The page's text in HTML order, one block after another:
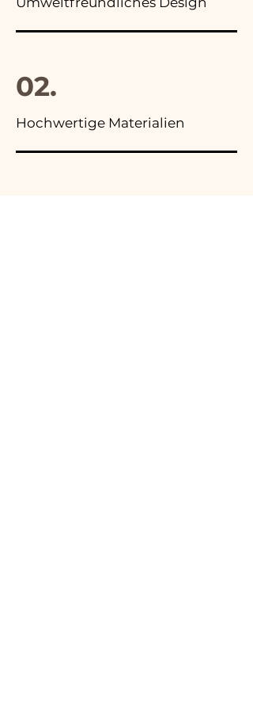
02.
Hochwertige Materialien